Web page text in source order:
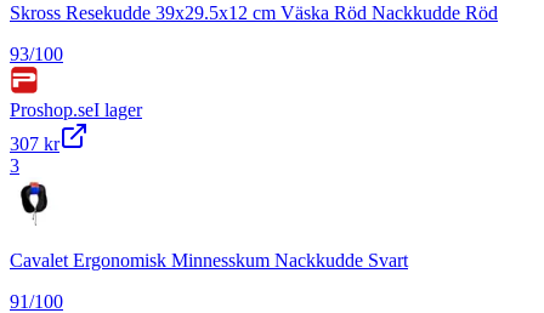
Skross Resekudde 39x29.5x12 cm Väska Röd Nackkudde Röd
93/100
Proshop.seI lager
307 kr
3
Cavalet Ergonomisk Minnesskum Nackkudde Svart
91/100